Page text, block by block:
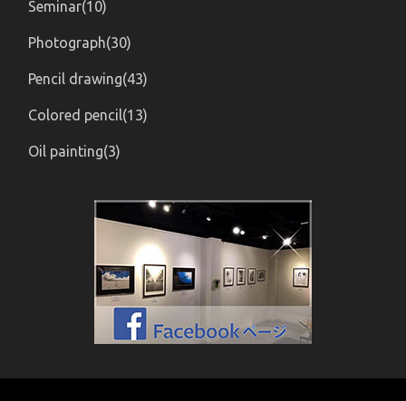
Seminar(10)
Photograph(30)
Pencil drawing(43)
Colored pencil(13)
Oil painting(3)